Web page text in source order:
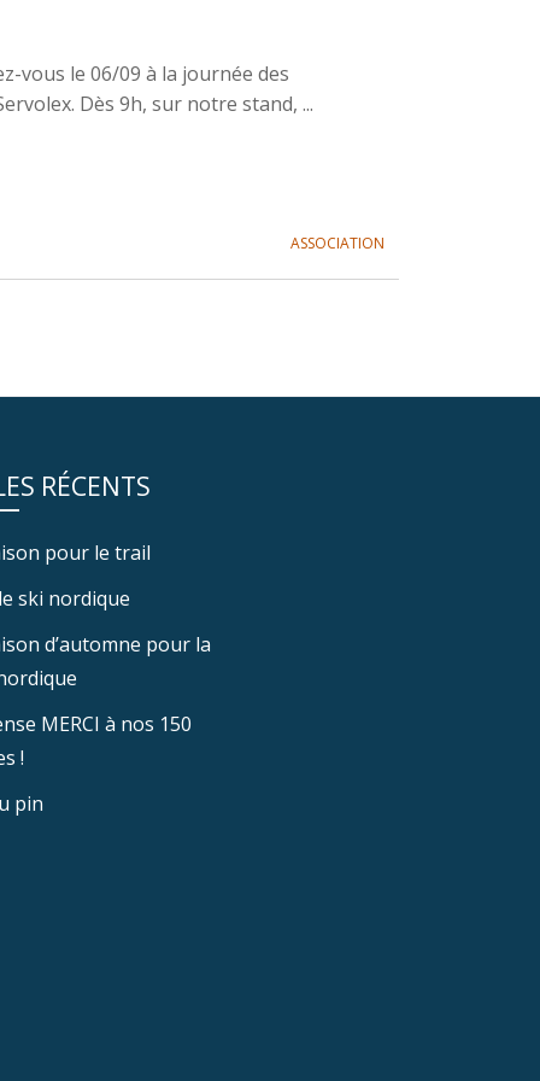
vous le 06/09 à la journée des
Dès 9h, sur notre stand, ...
ASSOCIATION
RÉCENTS
pour le trail
ski nordique
d’automne pour la
MERCI à nos 150
!
pin